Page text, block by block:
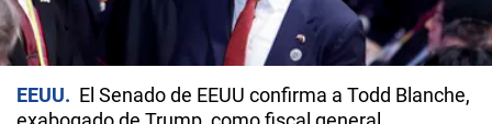
EEUU
El Senado de EEUU confirma a Todd Blanche,